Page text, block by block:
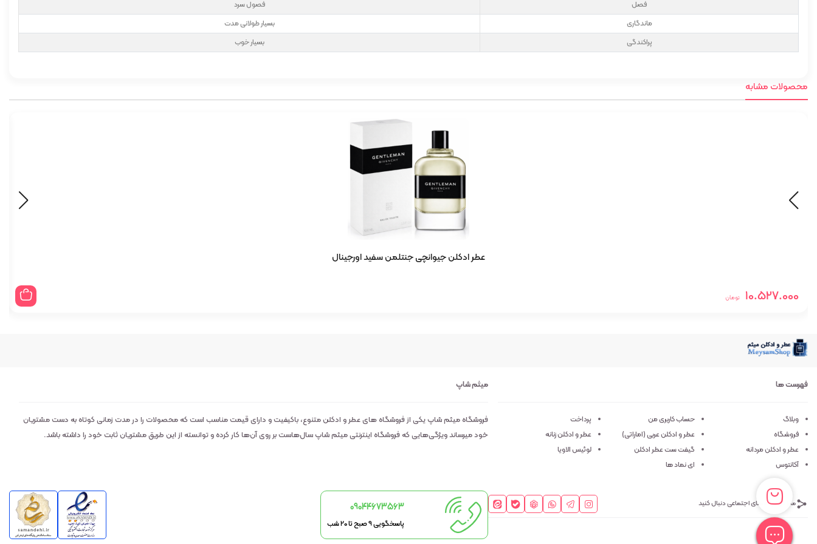
فصل
فصول سرد
ماندگاری
بسیار طولانی مدت
پراکندگی
بسیار خوب
محصولات مشابه
عطر ادکلن جیوانچی جنتلمن سفید اورجینال
10.527.000 تومان
فهرست ها
وبلاگ حساب کاربری من
پرداخت
فروشگاه
عطر و ادکلن عربی (اماراتی)
عطر و ادکلن زنانه
عطر و ادکلن مردانه
گیفت ست عطر ادکلن
لوئیس الاویا
آکانتوس
ای نماد ها
میثم شاپ
فروشگاه میثم شاپ یکی از فروشگاه های عطر و ادکلن متنوع، باکیفیت و دارای قیمت مناسب است که محصولات را در مدت زمانی کوتاه به دست مشتریان
خود میرساند ویژگی‌هایی که فروشگاه اینترنتی میثم شاپ سال‌هاست بر روی آن‌ها کار کرده و توانسته از این طریق مشتریان ثابت خود را داشته باشد.
ما را در شبکه های اجتماعی دنبال کنید 09044673563
پاسخگویی 9 صبح تا 20 شب